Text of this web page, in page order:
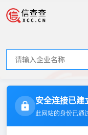
安全连接已建
此网站的身份已通